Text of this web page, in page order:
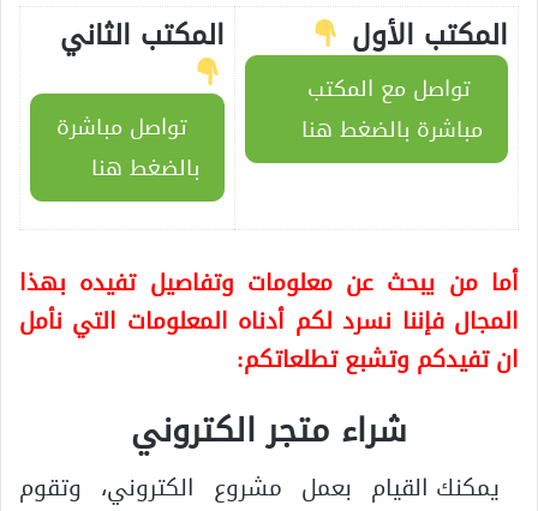
المكتب الأول
تواصل مع المكتب
مباشرة بالضغط هنا
المكتب الثاني
تواصل مباشرة
بالضغط هنا
أما من يبحث عن معلومات وتفاصيل تفيده بهذا
المجال فإننا نسرد لكم أدناه المعلومات التي نأمل
ان تفيدكم وتشبع تطلعاتكم:
شراء متجر الكتروني
يمكنك القيام بعمل مشروع الكتروني، وتقوم